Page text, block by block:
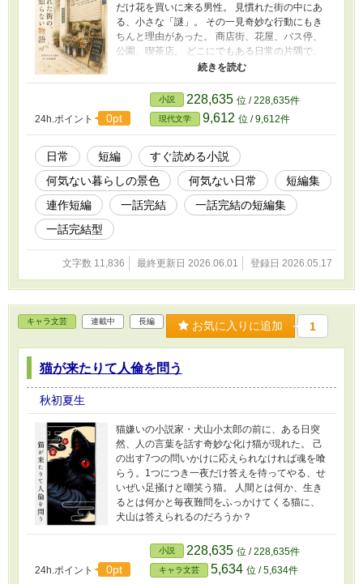
だけ花を買いに来る男性。 見慣れた街の中にあ
る、小さな「謎」。 その一見奇妙な行動にもき
ちんと理由があった。 商店街、花屋、バス停、
公園、喫茶店。 どこにでもある日常の片隅で、
誰かの小さな誰かの《不思議》に気づいたと
き、世界は少しだけ違って見えてくる。 思わず
「なぜ？」と気になって、最後にそっと心が温
かくなる。 日常の小さな謎を描く、優しい連作
短編集。
24h.ポイント 0pt
小説 228,635 位 / 228,635件
現代文学 9,612 位 / 9,612件
日常 短編
すぐ読める小説
何気ない暮らしの景色
何気ない日常
短編集
連作短編
一話完結
一話完結の短編集
一話完結型
文字数 11,836 最終更新日 2026.06.01 登録日 2026.05.17
キャラ文芸 連載中 長編 お気に入りに追加 1
猫が来たりて人倫を問う
秋初夏生
猫嫌いの小説家・犬山小太郎の前に、ある日突
然、人の言葉を話す奇妙な化け猫が現れた。 己
の出す7つの問いかけに応えられなければ魂を喰
らう。1つにつき一夜だけ答えを待ってやる、せ
いぜい足掻けと嘲笑う猫。 人間とは何か、生き
るとは何かと毎夜難問をふっかけてくる猫に、
犬山は答えられるのだろうか？
24h.ポイント 0pt
小説 228,635 位 / 228,635件
キャラ文芸 5,634 位 / 5,634件